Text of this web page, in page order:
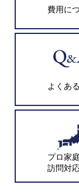
費用に
よくあ
プロ家
訪問対